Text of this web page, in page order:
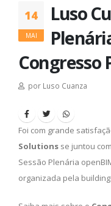
14
MAI
Luso
Congresso
por Luso Cuanza
Foi com grande
Solutions se juntou
Sessão Plenária
organizada pela